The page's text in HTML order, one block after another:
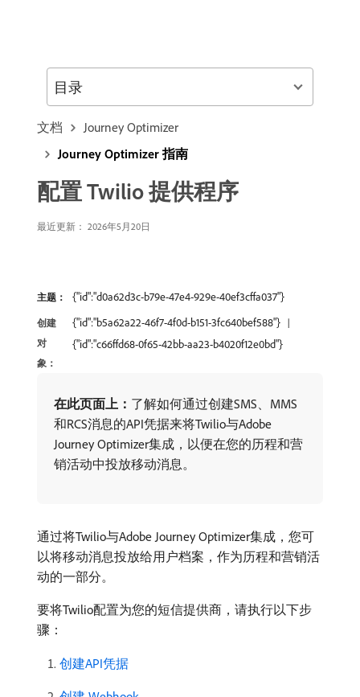
文档
Journey Optimizer
Journey Optimizer 指南
配置 Twilio 提供程序
最近更新： 2026年5月20日
主题： {"id":"d0a62d3c-b79e-47e4-929e-40ef3cffa037"}
创建
对
象：
{"id":"b5a62a22-46f7-4f0d-b151-3fc640bef588"}
{"id":"c66ffd68-0f65-42bb-aa23-b4020f12e0bd"}
在此页面上： ​了解如何通过创建SMS、MMS
和RCS消息的API凭据来将Twilio与Adobe
Journey Optimizer集成，以便在您的历程和营
销活动中投放移动消息。
通过将Twilio与Adobe Journey Optimizer集成，您可
以将移动消息投放给用户档案，作为历程和营销活
动的一部分。
要将Twilio配置为您的短信提供商，请执行以下步
骤：
创建API凭据
目录